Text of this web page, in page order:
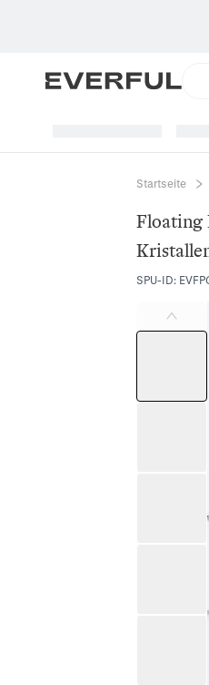
Startseite
Floating
SPU-ID: